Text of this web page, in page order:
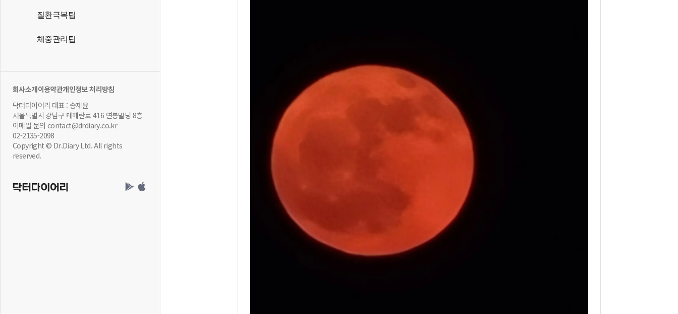
질환극복팁
체중관리팁
회사소개이용약관개인정보 처리방침
닥터다이어리 대표 : 송제윤
서울특별시 강남구 테헤란로 416 연봉빌딩 8층
이메일 문의 contact@drdiary.co.kr
02-2135-2098
Copyright © Dr.Diary Ltd. All rights
reserved.